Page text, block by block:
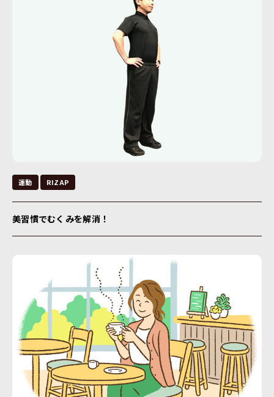
運動 RIZAP
美習慣でむくみを解消！